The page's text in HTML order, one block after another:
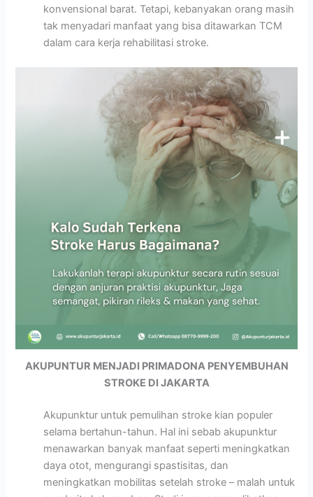
konvensional barat. Tetapi, kebanyakan orang masih
tak menyadari manfaat yang bisa ditawarkan TCM
dalam cara kerja rehabilitasi stroke.
AKUPUNTUR MENJADI PRIMADONA PENYEMBUHAN
STROKE DI JAKARTA
Akupunktur untuk pemulihan stroke kian populer
selama bertahun-tahun. Hal ini sebab akupunktur
menawarkan banyak manfaat seperti meningkatkan
daya otot, mengurangi spastisitas, dan
meningkatkan mobilitas setelah stroke – malah untuk